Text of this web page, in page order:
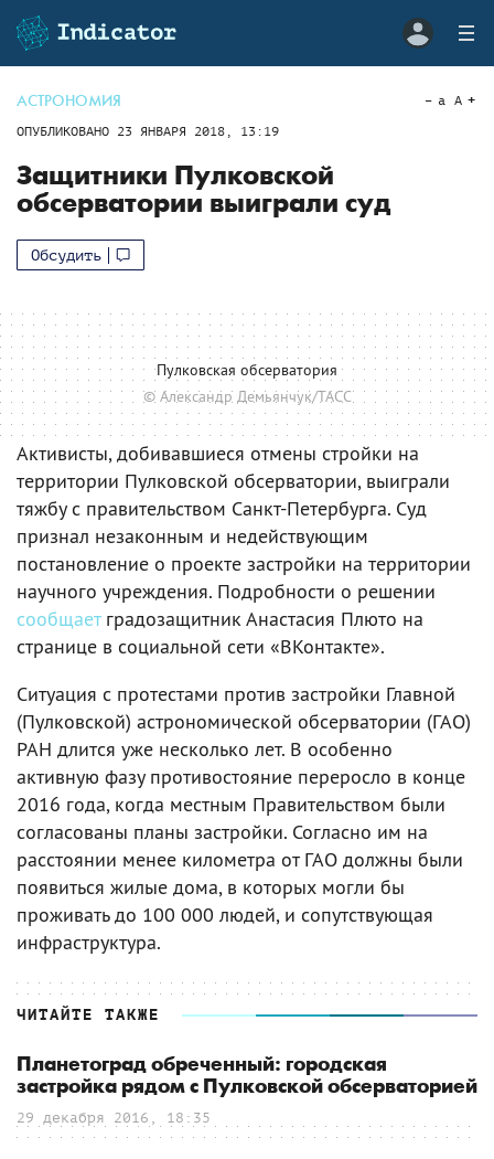
АСТРОНОМИЯ
ОПУБЛИКОВАНО 23 ЯНВАРЯ 2018, 13:19
a A
Защитники Пулковской
обсерватории выиграли суд
Обсудить
Пулковская обсерватория
© Александр Демьянчук/ТАСС
Активисты, добивавшиеся отмены стройки на
территории Пулковской обсерватории, выиграли
тяжбу с правительством Санкт-Петербурга. Суд
признал незаконным и недействующим
постановление о проекте застройки на территории
научного учреждения. Подробности о решении
сообщаетградозащитник Анастасия Плюто на
странице в социальной сети «ВКонтакте».
Ситуация с протестами против застройки Главной
(Пулковской) астрономической обсерватории (ГАО)
РАН длится уже несколько лет. В особенно
активную фазу противостояние переросло в конце
2016 года, когда местным Правительством были
согласованы планы застройки. Согласно им на
расстоянии менее километра от ГАО должны были
появиться жилые дома, в которых могли бы
проживать до 100 000 людей, и сопутствующая
инфраструктура.
ЧИТАЙТЕ ТАКЖЕ
Планетоград обреченный: городская
застройка рядом с Пулковской обсерваторией
29 декабря 2016, 18:35